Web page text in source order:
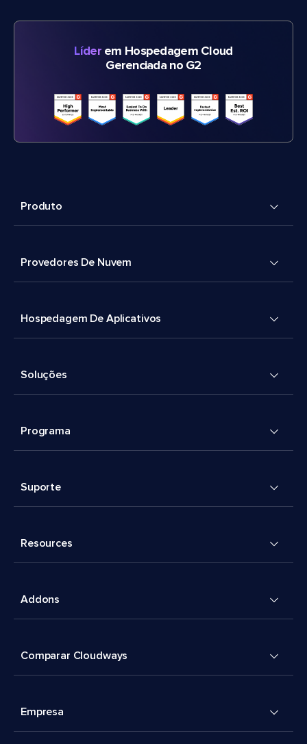
Líderem Hospedagem Cloud
Gerenciada no G2
Produto
Provedores De Nuvem
Hospedagem De Aplicativos
Soluções
Programa
Suporte
Resources
Addons
Comparar Cloudways
Empresa